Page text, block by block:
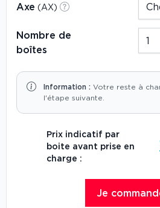
Axe (AX)
Nombre de
boîtes
Information : Votre reste à
l'étape suivante.
Prix indicatif par
boite avant prise en
charge :
Je